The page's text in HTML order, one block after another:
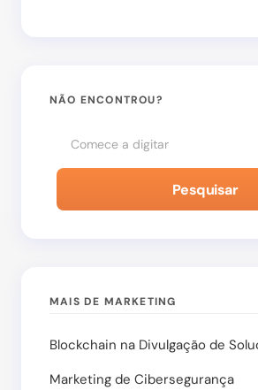
NÃO ENCONTROU?
Pesquisar
MAIS DE MARKETING
Blockchain na Divulgação de
Marketing de Cibersegurança